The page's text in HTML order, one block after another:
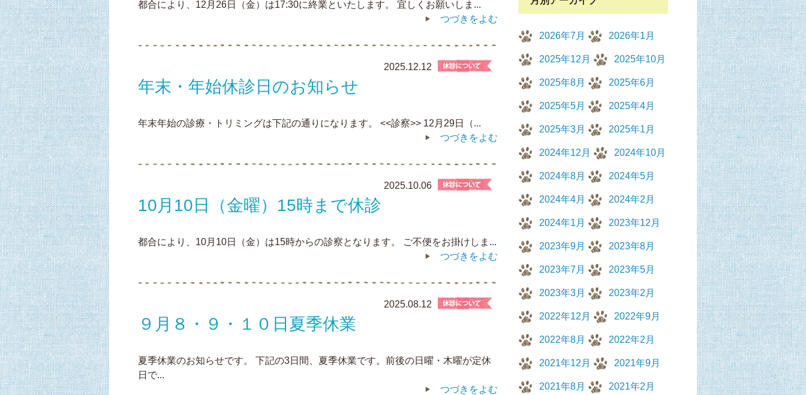
都合により、12月26日（金）は17:30に終業といたします。 宜しくお願いしま...
つづきをよむ
2025.12.12
年末・年始休診日のお知らせ
年末年始の診療・トリミングは下記の通りになります。 <<診察>> 12月29日（...
つづきをよむ
2025.10.06
10月10日（金曜）15時まで休診
都合により、10月10日（金）は15時からの診察となります。 ご不便をお掛けしま...
つづきをよむ
2025.08.12
９月８・９・１０日夏季休業
夏季休業のお知らせです。 下記の3日間、夏季休業です。前後の日曜・木曜が定休
日で...
つづきをよむ
2026年7月 2026年1月
2025年12月 2025年10月
2025年8月 2025年6月
2025年5月 2025年4月
2025年3月 2025年1月
2024年12月 2024年10月
2024年8月 2024年5月
2024年4月 2024年2月
2024年1月 2023年12月
2023年9月 2023年8月
2023年7月 2023年5月
2023年3月 2023年2月
2022年12月 2022年9月
2022年8月 2022年2月
2021年12月 2021年9月
2021年8月 2021年2月